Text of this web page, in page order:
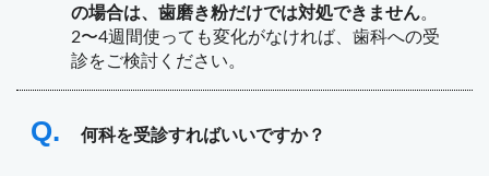
の場合は、歯磨き粉だけでは対処できません。
2〜4週間使っても変化がなければ、歯科への受
診をご検討ください。
Q. 何科を受診すればいいですか？